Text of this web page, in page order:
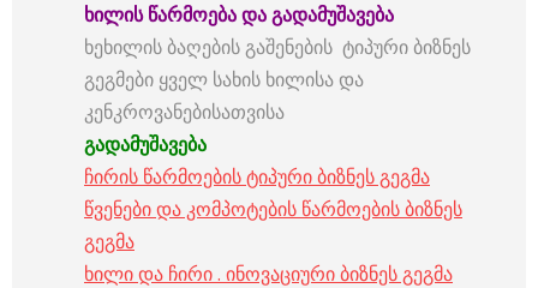
ხილის წარმოებადაგადამუშავება
ხეხილის ბაღების გაშენების ტიპური ბიზნეს
გეგმები ყველ სახის ხილისა და
კენკროვანებისათვისა
გადამუშავება
ჩირის წარმოების ტიპური ბიზნეს გეგმა
წვენები და კომპოტების წარმოების ბიზნეს
გეგმა
ხილი და ჩირი . ინოვაციური ბიზნეს გეგმა